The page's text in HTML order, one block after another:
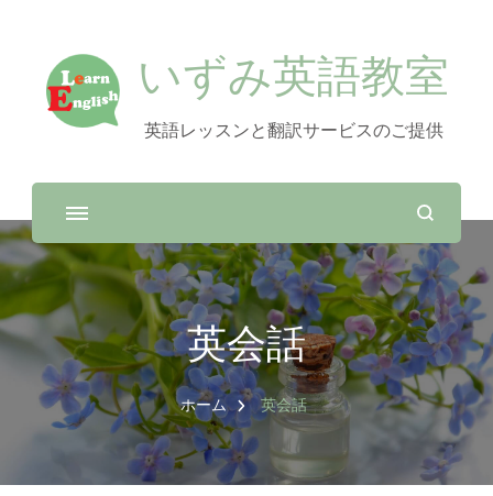
いずみ英語教室
英語レッスンと翻訳サービスのご提供
英会話
ホーム 英会話